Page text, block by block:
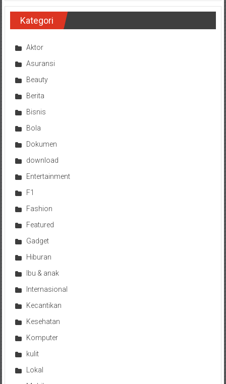
Kategori
Aktor
Asuransi
Beauty
Berita
Bisnis
Bola
Dokumen
download
Entertainment
F1
Fashion
Featured
Gadget
Hiburan
Ibu & anak
Internasional
Kecantikan
Kesehatan
Komputer
kulit
Lokal